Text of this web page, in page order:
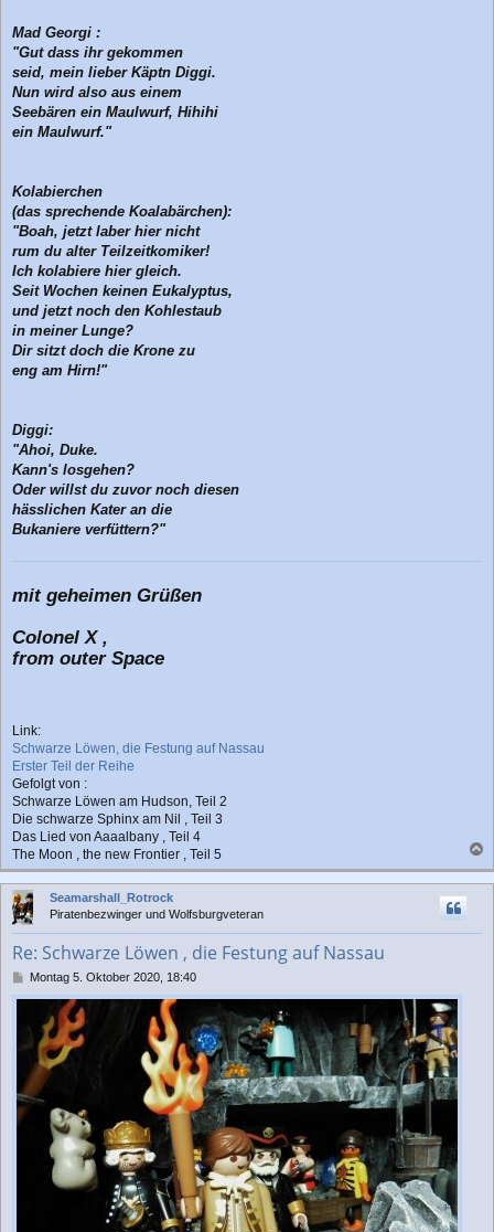
Mad Georgi :
"Gut dass ihr gekommen
seid, mein lieber Käptn Diggi.
Nun wird also aus einem
Seebären ein Maulwurf, Hihihi
ein Maulwurf."
Kolabierchen
(das sprechende Koalabärchen):
"Boah, jetzt laber hier nicht
rum du alter Teilzeitkomiker!
Ich kolabiere hier gleich.
Seit Wochen keinen Eukalyptus,
und jetzt noch den Kohlestaub
in meiner Lunge?
Dir sitzt doch die Krone zu
eng am Hirn!"
Diggi:
"Ahoi, Duke.
Kann's losgehen?
Oder willst du zuvor noch diesen
hässlichen Kater an die
Bukaniere verfüttern?"
mit geheimen Grüßen
Colonel X ,
from outer Space
Link:
Schwarze Löwen, die Festung auf Nassau
Erster Teil der Reihe
Gefolgt von :
Schwarze Löwen am Hudson, Teil 2
Die schwarze Sphinx am Nil , Teil 3
Das Lied von Aaaalbany , Teil 4
The Moon , the new Frontier , Teil 5
a
c
Seamarshall_Rotrock
Piratenbezwinger und Wolfsburgveteran
Re: Schwarze Löwen , die Festung auf Nassau
B
e
g
Montag 5. Oktober 2020, 18:40